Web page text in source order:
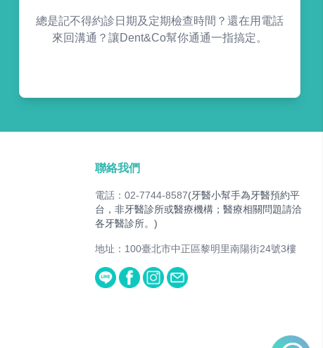
總是記不得約診日期及定期檢查時間？還在用電話
來回溝通？讓Dent&Co幫你通通一指搞定。
聯絡我們
電話：02-7744-8587(牙醫小幫手為牙醫預約平
台，非牙醫診所或醫療機構；醫療相關問題請洽
各牙醫診所。)
地址：100臺北市中正區黎明里南陽街24號3樓